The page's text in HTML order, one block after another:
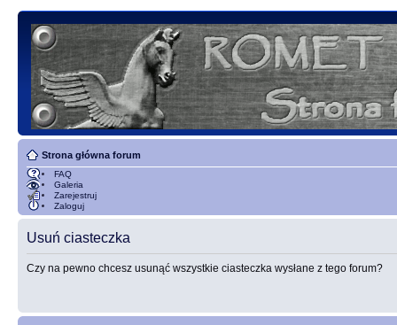
Strona główna forum
FAQ
Galeria
Zarejestruj
Zaloguj
Usuń ciasteczka
Czy na pewno chcesz usunąć wszystkie ciasteczka wysłane z tego forum?